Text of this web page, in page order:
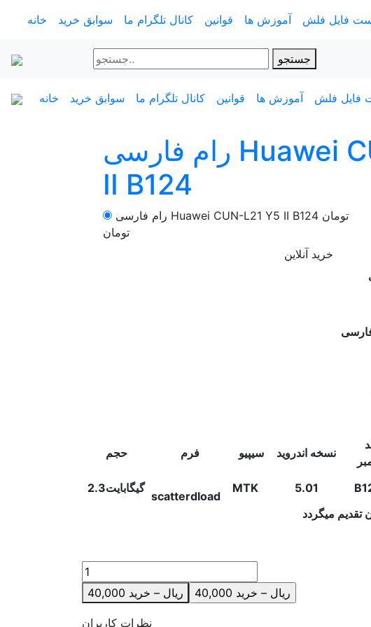
خانه سوابق خرید کانال تلگرام ما قوانین آموزش ها فایل فلش
جستجو
خانه سوابق خرید کانال تلگرام ما قوانین آموزش ها فایل فلش
رام فارسی Huawei CUN-L21 Y5
II B124
رام فارسی Huawei CUN-L21 Y5 II B124 تومان
تومان
خرید آنلاین
حجم فرم سیپیو نسخه اندروید
2.3گیگابایت
scatterdload
MTK 5.01
تقدیم میگردد
40,000 ریال – خرید
نظرات کاربران